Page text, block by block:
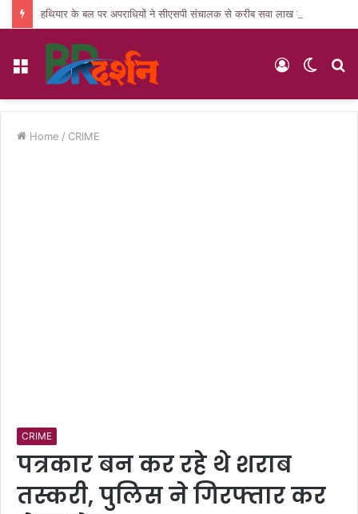
Menu
Switch
Log
Home / CRIME
CRIME
पत्रकार बन कर रहे थे शराब
तस्करी, पुलिस ने गिरफ्तार कर